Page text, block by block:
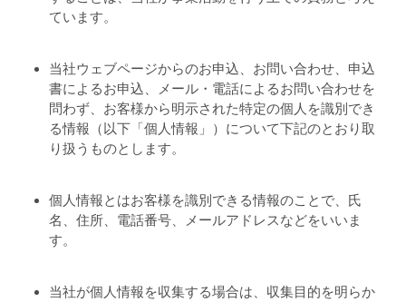
ています。
当社ウェブページからのお申込、お問い合わせ、申込
書によるお申込、メール・電話によるお問い合わせを
問わず、お客様から明示された特定の個人を識別でき
る情報（以下「個人情報」）について下記のとおり取
り扱うものとします。
個人情報とはお客様を識別できる情報のことで、氏
名、住所、電話番号、メールアドレスなどをいいま
す。
当社が個人情報を収集する場合は、収集目的を明らか